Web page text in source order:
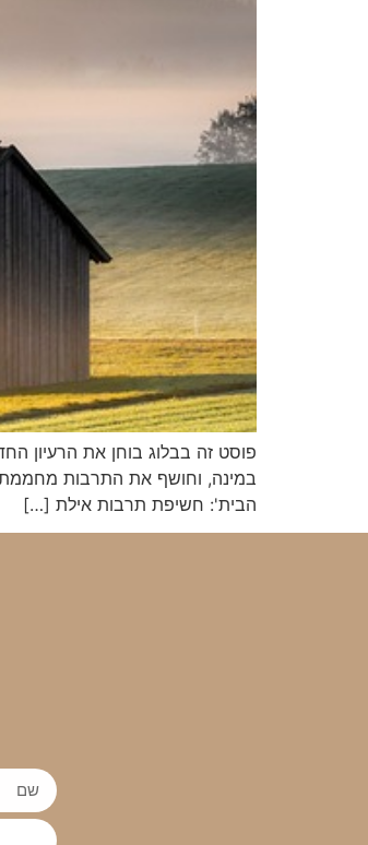
פוסט זה בבלוג בוחן את הרעיון
הבית': חשיפת תרבות אילת […]